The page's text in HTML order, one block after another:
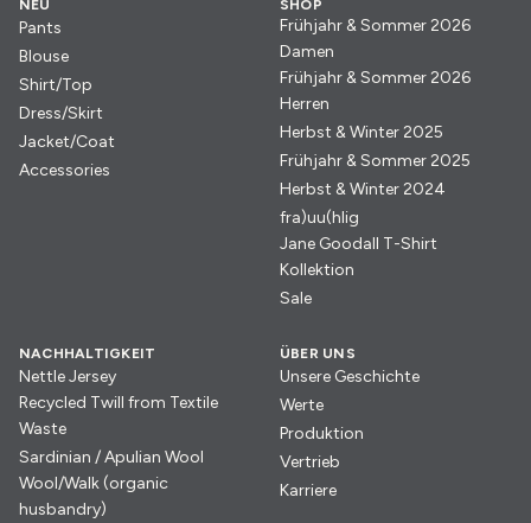
NEU
Pants
Blouse
Shirt/Top
Dress/Skirt
Jacket/Coat
Accessories
SHOP
Frühjahr & Sommer 2026
Damen
Frühjahr & Sommer 2026
Herren
Herbst & Winter 2025
Frühjahr & Sommer 2025
Herbst & Winter 2024
fra)uu(hlig
Jane Goodall T-Shirt
Kollektion
Sale
NACHHALTIGKEIT
Nettle Jersey
Recycled Twill from Textile
Waste
Sardinian / Apulian Wool
Wool/Walk (organic
husbandry)
ÜBER UNS
Unsere Geschichte
Werte
Produktion
Vertrieb
Karriere